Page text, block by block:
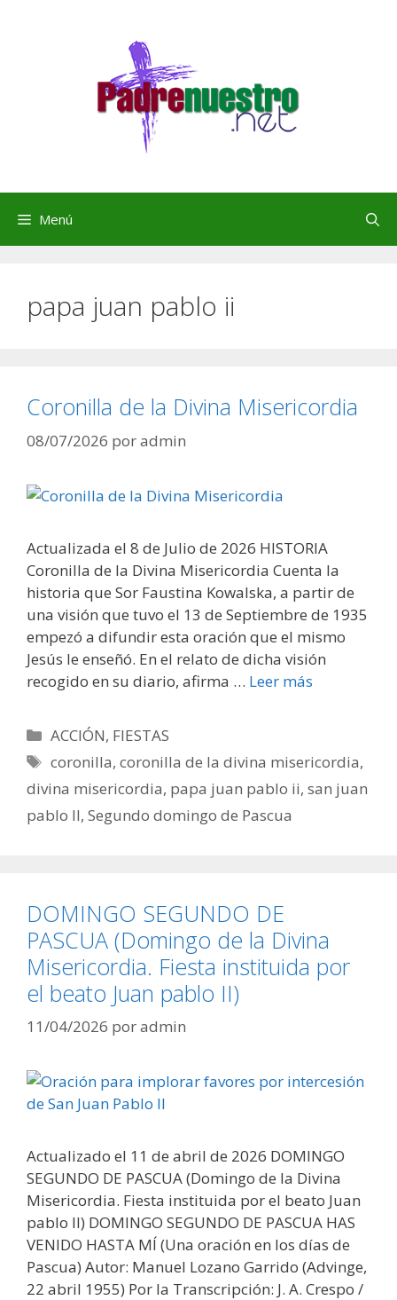
Menú
papa juan pablo ii
Coronilla de la Divina Misericordia
08/07/2026 poradmin
Actualizada el 8 de Julio de 2026 HISTORIA
Coronilla de la Divina Misericordia Cuenta la
historia que Sor Faustina Kowalska, a partir de
una visión que tuvo el 13 de Septiembre de 1935
empezó a difundir esta oración que el mismo
Jesús le enseñó. En el relato de dicha visión
recogido en su diario, afirma … Leer más
Categorías
ACCIÓN, FIESTAS
Etiquetas
coronilla,coronilla de la divina misericordia,
divina misericordia, papa juan pablo ii, san juan
pablo II, Segundo domingo de Pascua
DOMINGO SEGUNDO DE
PASCUA (Domingo de la Divina
Misericordia. Fiesta instituida por
el beato Juan pablo II)
11/04/2026 poradmin
Actualizado el 11 de abril de 2026 DOMINGO
SEGUNDO DE PASCUA (Domingo de la Divina
Misericordia. Fiesta instituida por el beato Juan
pablo II) DOMINGO SEGUNDO DE PASCUA HAS
VENIDO HASTA MÍ (Una oración en los días de
Pascua) Autor: Manuel Lozano Garrido (Advinge,
22 abril 1955) Por la Transcripción: J. A. Crespo /